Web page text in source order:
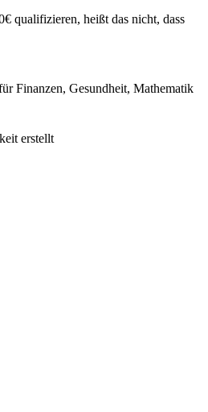
qualifizieren, heißt das nicht, dass
Finanzen, Gesundheit, Mathematik
erstellt